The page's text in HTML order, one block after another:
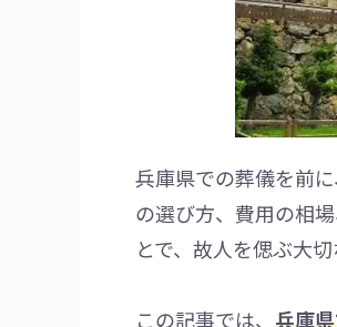
兵庫県での葬儀を前
の選び方、費用の相
とで、故人を偲ぶ大
この記事では、 兵庫